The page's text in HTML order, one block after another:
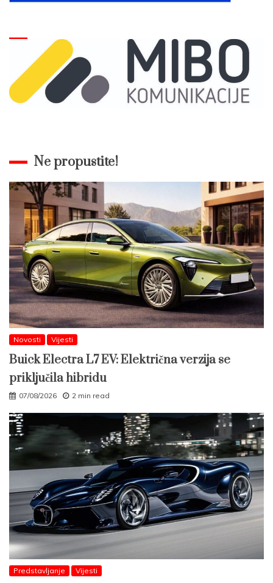
Ne propustite!
Novosti Vijesti
Buick Electra L7 EV: Električna verzija se
priključila hibridu
07/08/2026 2 min read
Predstavljanje Vijesti